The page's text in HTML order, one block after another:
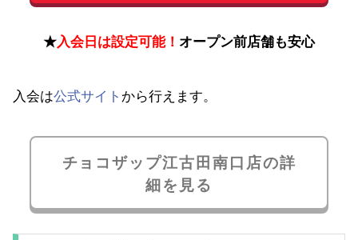
★入会日は設定可能！ オープン前店舗も安心
入会は公式サイト から行えます。
チョコザップ江古田南口店の詳
細を見る